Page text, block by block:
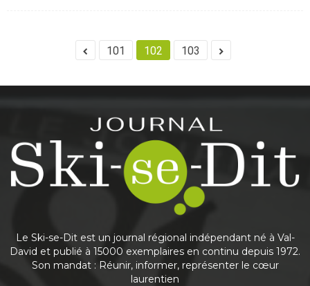
101 102 103
Le Ski-se-Dit est un journal régional indépendant né à Val-
David et publié à 15000 exemplaires en continu depuis 1972.
Son mandat : Réunir, informer, représenter le cœur
laurentien